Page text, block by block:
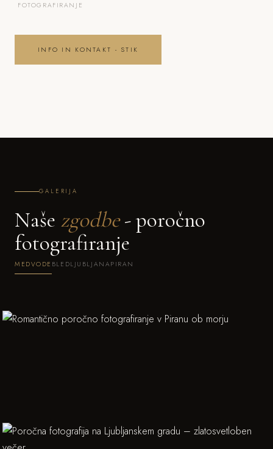
FOTOGRAFIRANJE
INFO IN KONTAKT - STIK
GALERIJA
Naše zgodbe- poročno
fotografiranje
MEDVODE BLEDLJUBLJANAPIRAN